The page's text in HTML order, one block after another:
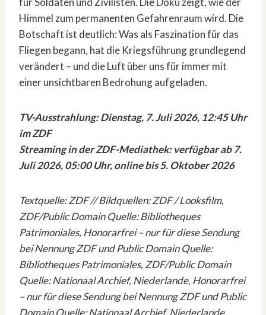
Himmel zum permanenten Gefahrenraum wird. Die
Botschaft ist deutlich: Was als Faszination für das
Fliegen begann, hat die Kriegsführung grundlegend
verändert – und die Luft über uns für immer mit
einer unsichtbaren Bedrohung aufgeladen.
TV-Ausstrahlung: Dienstag, 7. Juli 2026, 12:45 Uhr
im ZDF
Streaming in der ZDF-Mediathek: verfügbar ab 7.
Juli 2026, 05:00 Uhr, online bis 5. Oktober 2026
Textquelle: ZDF // Bildquellen: ZDF / Looksfilm,
ZDF/Public Domain Quelle: Bibliotheques
Patrimoniales, Honorarfrei – nur für diese Sendung
bei Nennung ZDF und Public Domain Quelle:
Bibliotheques Patrimoniales, ZDF/Public Domain
Quelle: Nationaal Archief, Niederlande, Honorarfrei
– nur für diese Sendung bei Nennung ZDF und Public
Domain Quelle: Nationaal Archief, Niederlande